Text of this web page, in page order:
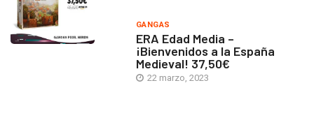
GANGAS
ERA Edad Media –
¡Bienvenidos a la España
Medieval! 37,50€
22 marzo, 2023